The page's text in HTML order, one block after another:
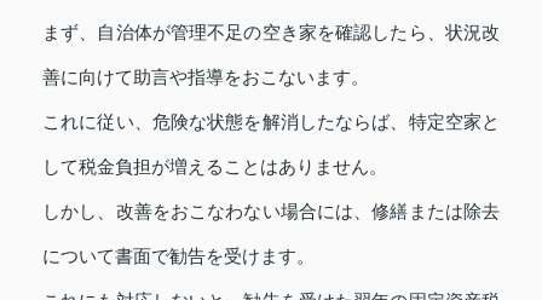
まず、自治体が管理不足の空き家を確認したら、状況改
善に向けて助言や指導をおこないます。
これに従い、危険な状態を解消したならば、特定空家と
して税金負担が増えることはありません。
しかし、改善をおこなわない場合には、修繕または除去
について書面で勧告を受けます。